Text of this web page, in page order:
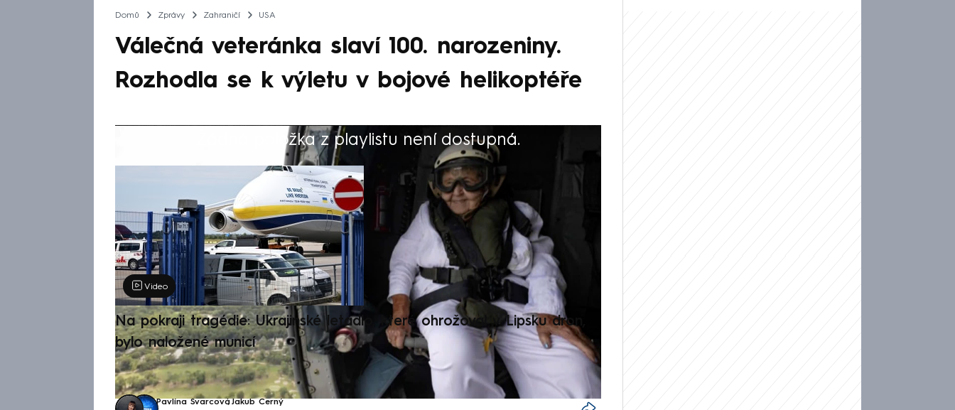
Domů Zprávy Zahraničí USA
Válečná veteránka slaví 100. narozeniny.
Rozhodla se k výletu v bojové helikoptéře
Žádná položka z playlistu není dostupná.
Video
Na pokraji tragédie: Ukrajinské letadlo, které ohrožoval v Lipsku dron,
bylo naložené municí
Pavlína Švarcová, Jakub Černý